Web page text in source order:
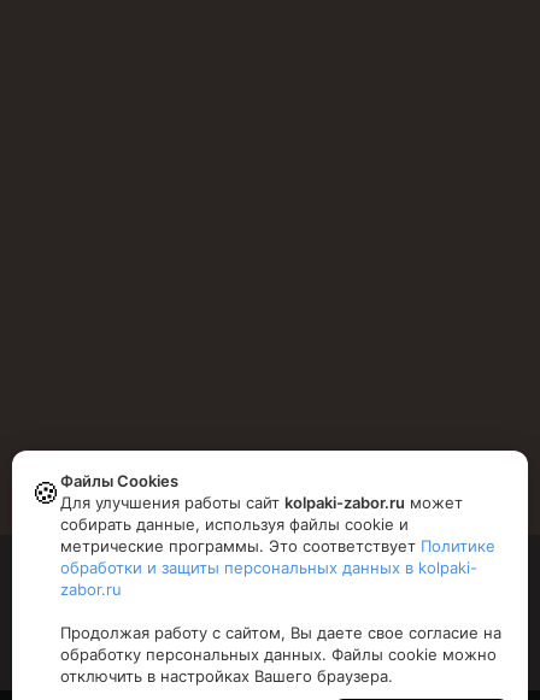
Copyright © 2026 Xtra Theme. All Rights Reserved.
Политика конфиденциальности
🍪Файлы Cookies
Для улучшения работы сайт kolpaki-zabor.ru может
собирать данные, используя файлы cookie и
метрические программы. Это соответствует Политике
обработки и защиты персональных данных в kolpaki-
zabor.ru
Продолжая работу с сайтом, Вы даете свое согласие на
обработку персональных данных. Файлы cookie можно
отключить в настройках Вашего браузера.